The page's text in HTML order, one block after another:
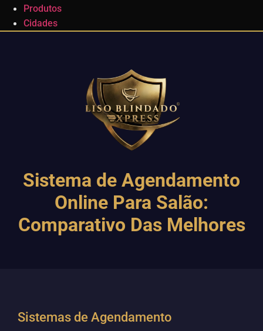
Produtos
Cidades
Sistema de Agendamento
Online Para Salão:
Comparativo Das Melhores
Sistemas de Agendamento